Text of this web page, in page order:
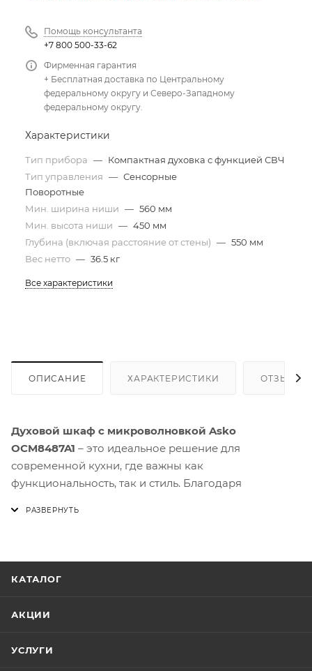
Помощь консультанта
+7 800 500-33-62
Фирменная гарантия
+ Бесплатная доставка по Центральному
федеральному округу и Северо-Западному
федеральному округу.
Характеристики
Тип прибора — Компактная духовка с функцией СВЧ
Тип управления — Сенсорные
Поворотные
Мин. ширина ниши — 560 мм
Мин. высота ниши — 450 мм
Глубина (включая расстояние от стены) — 550 мм
Вес нетто — 36.5 кг
Все характеристики
ОПИСАНИЕ ХАРАКТЕРИСТИКИ ОТЗЫВЫ
Духовой шкаф с микроволновкой Asko
OCM8487A1 – это идеальное решение для
современной кухни, где важны как
функциональность, так и стиль. Благодаря
микроволновая функция мощностью 1000 Вт,
равномерно распределять волны внутри камеры,
КАТАЛОГ
АКЦИИ
УСЛУГИ